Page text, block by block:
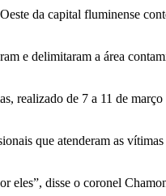
da capital fluminense
e delimitaram a área
realizado de 7 a 11 de março
que atenderam as
eles”, disse o coronel